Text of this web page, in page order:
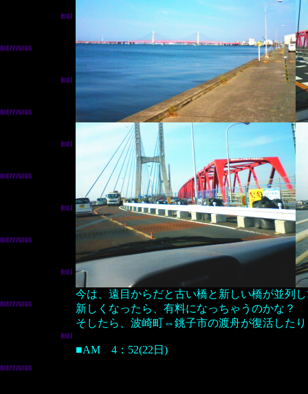
今は、遠目からだと古い橋と新しい橋が並列
新しくなったら、有料になっちゃうのかな？
そしたら、波崎町⇔銚子市の渡舟が復活した
■AM 4：52(22日)